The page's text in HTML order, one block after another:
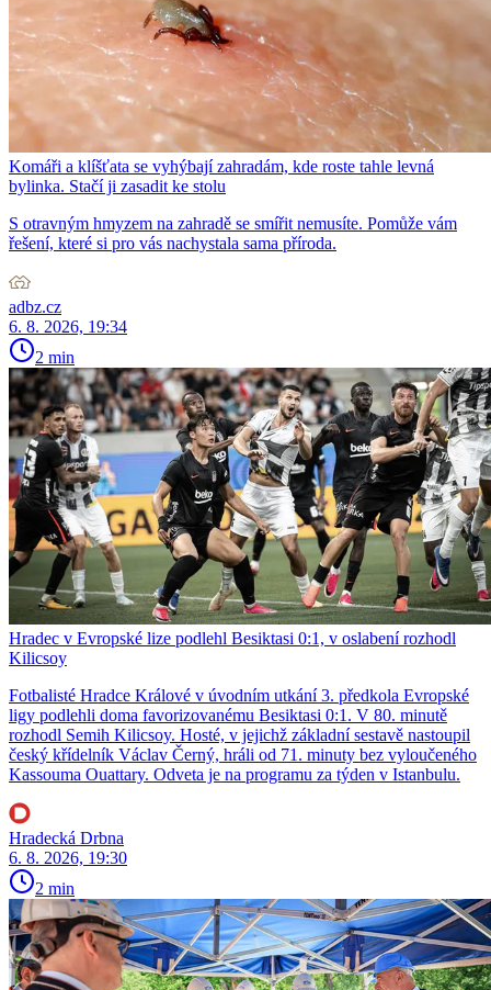
Komáři a klíšťata se vyhýbají zahradám, kde roste tahle levná
bylinka. Stačí ji zasadit ke stolu
S otravným hmyzem na zahradě se smířit nemusíte. Pomůže vám
řešení, které si pro vás nachystala sama příroda.
adbz.cz
6. 8. 2026, 19:34
2 min
Hradec v Evropské lize podlehl Besiktasi 0:1, v oslabení rozhodl
Kilicsoy
Fotbalisté Hradce Králové v úvodním utkání 3. předkola Evropské
ligy podlehli doma favorizovanému Besiktasi 0:1. V 80. minutě
rozhodl Semih Kilicsoy. Hosté, v jejichž základní sestavě nastoupil
český křídelník Václav Černý, hráli od 71. minuty bez vyloučeného
Kassouma Ouattary. Odveta je na programu za týden v Istanbulu.
Hradecká Drbna
6. 8. 2026, 19:30
2 min